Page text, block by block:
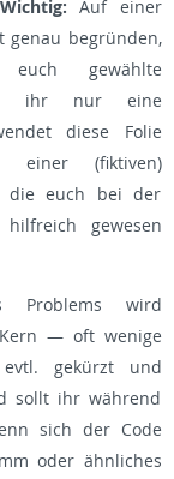
Wichtig: Auf einer
genau begründen,
gewählte
ihr nur eine
diese Folie
einer (fiktiven)
die euch bei der
gewesen
Problems wird
— oft wenige
gekürzt und
sollt ihr während
sich der Code
oder ähnliches